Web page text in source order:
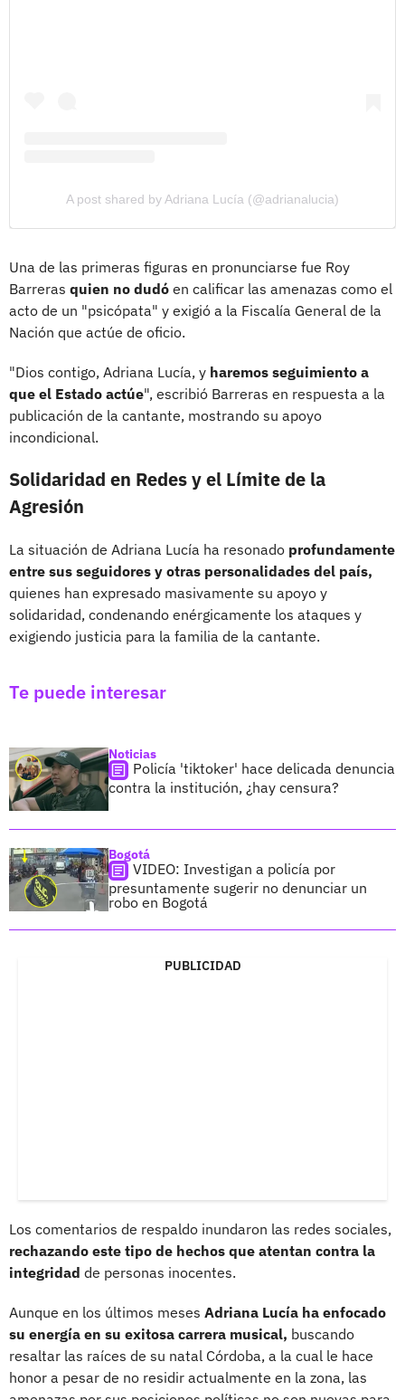
A post shared by Adriana Lucía (@adrianalucia)
Una de las primeras figuras en pronunciarse fue Roy
Barreras quien no dudó en calificar las amenazas como el
acto de un "psicópata" y exigió a la Fiscalía General de la
Nación que actúe de oficio.
"Dios contigo, Adriana Lucía, y haremos seguimiento a
que el Estado actúe", escribió Barreras en respuesta a la
publicación de la cantante, mostrando su apoyo
incondicional.
Solidaridad en Redes y el Límite de la
Agresión
La situación de Adriana Lucía ha resonado profundamente
entre sus seguidores y otras personalidades del país,
quienes han expresado masivamente su apoyo y
solidaridad, condenando enérgicamente los ataques y
exigiendo justicia para la familia de la cantante.
Te puede interesar
Noticias
Policía 'tiktoker' hace delicada denuncia
contra la institución, ¿hay censura?
Bogotá
VIDEO: Investigan a policía por
presuntamente sugerir no denunciar un
robo en Bogotá
PUBLICIDAD
Los comentarios de respaldo inundaron las redes sociales,
rechazando este tipo de hechos que atentan contra la
integridad de personas inocentes.
Aunque en los últimos meses Adriana Lucía ha enfocado
su energía en su exitosa carrera musical, buscando
resaltar las raíces de su natal Córdoba, a la cual le hace
honor a pesar de no residir actualmente en la zona, las